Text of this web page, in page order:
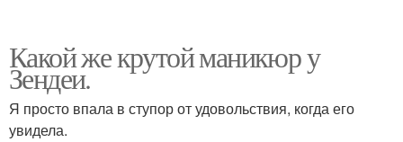
Какой же крутой маникюр у
Зендеи.
Я просто впала в ступор от удовольствия, когда его
увидела.